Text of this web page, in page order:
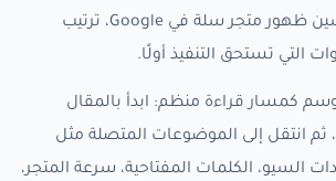
التي تساعدك على تحسين ظهور متجر سلة في Google، ترتيب
التي تستحق التنفيذ أولًا.
كمسار قراءة منظم: ابدأ بالمقال
ثم انتقل إلى الموضوعات المتصلة مثل
السيو، الكلمات المفتاحية، سرعة المتجر،